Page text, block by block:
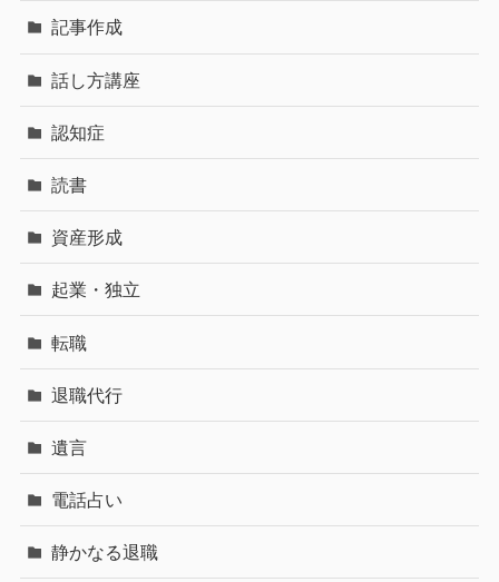
記事作成
話し方講座
認知症
読書
資産形成
起業・独立
転職
退職代行
遺言
電話占い
静かなる退職